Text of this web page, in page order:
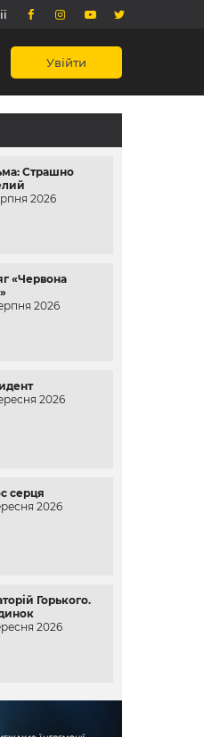
Увійти
Страшно
2026
«Червона
2026
2026
серця
2026
Горького.
2026